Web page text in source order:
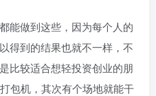
能做到这些，因为每个人的
得到的结果也就不一样，不
比较适合想轻投资创业的朋
包机，其次有个场地就能干